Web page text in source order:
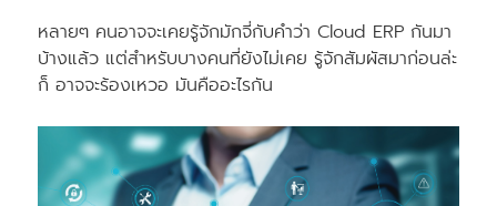
หลายๆ คนอาจจะเคยรู้จักมักจี่กับคําว่า Cloud ERP กันมา
บ้างแล้ว แต่สําหรับบางคนที่ยังไม่เคย รู้จักสัมผัสมาก่อนล่ะ
ก็ อาจจะร้องเหวอ มันคืออะไรกัน